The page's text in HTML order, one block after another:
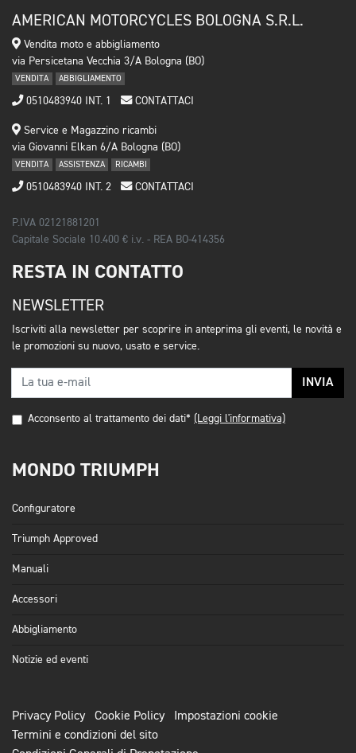
AMERICAN MOTORCYCLES BOLOGNA S.R.L.
Vendita moto e abbigliamento
via Persicetana Vecchia 3/A Bologna (BO)
VENDITA ABBIGLIAMENTO
0510483940 INT. 1 CONTATTACI
Service e Magazzino ricambi
via Giovanni Elkan 6/A Bologna (BO)
VENDITA ASSISTENZA RICAMBI
0510483940 INT. 2 CONTATTACI
P.IVA 02121881201
Capitale Sociale 10.400 € i.v. - REA BO-414356
RESTA IN CONTATTO
NEWSLETTER
Iscriviti alla newsletter per scoprire in anteprima gli eventi, le novità e
le promozioni su nuovo, usato e service.
INVIA
Acconsento al trattamento dei dati* (Leggi l'informativa)
MONDO TRIUMPH
Configuratore
Triumph Approved
Manuali
Accessori
Abbigliamento
Notizie ed eventi
Privacy Policy Cookie Policy
Impostazioni cookie
Termini e condizioni del sito